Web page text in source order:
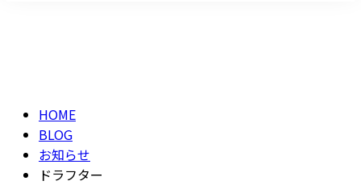
HOME
BLOG
お知らせ
ドラフター